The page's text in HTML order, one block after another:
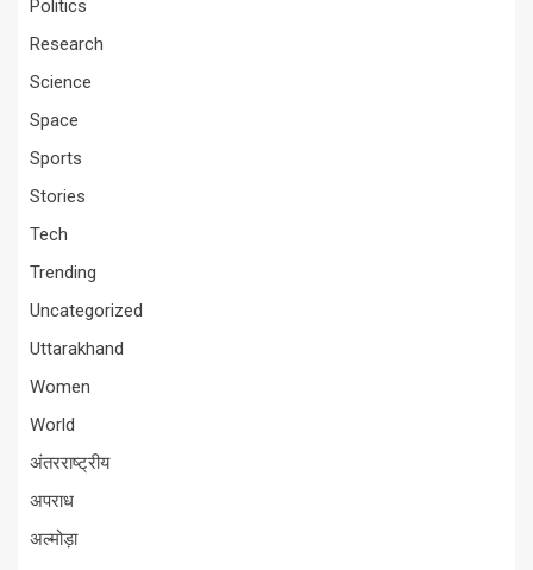
Politics
Research
Science
Space
Sports
Stories
Tech
Trending
Uncategorized
Uttarakhand
Women
World
अंतरराष्ट्रीय
अपराध
अल्मोड़ा